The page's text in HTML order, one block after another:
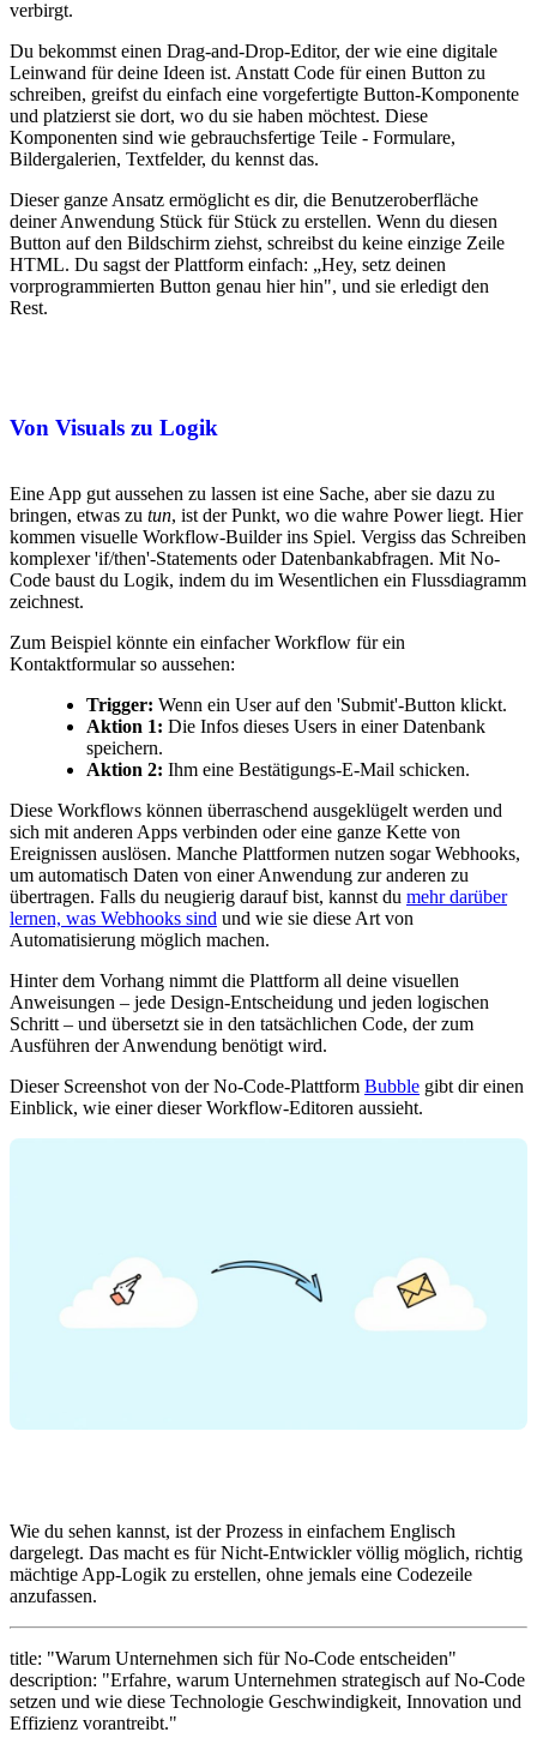
verbirgt.
Du bekommst einen Drag-and-Drop-Editor, der wie eine digitale
Leinwand für deine Ideen ist. Anstatt Code für einen Button zu
schreiben, greifst du einfach eine vorgefertigte Button-Komponente
und platzierst sie dort, wo du sie haben möchtest. Diese
Komponenten sind wie gebrauchsfertige Teile - Formulare,
Bildergalerien, Textfelder, du kennst das.
Dieser ganze Ansatz ermöglicht es dir, die Benutzeroberfläche
deiner Anwendung Stück für Stück zu erstellen. Wenn du diesen
Button auf den Bildschirm ziehst, schreibst du keine einzige Zeile
HTML. Du sagst der Plattform einfach: „Hey, setz deinen
vorprogrammierten Button genau hier hin", und sie erledigt den
Rest.
Von Visuals zu Logik
Eine App gut aussehen zu lassen ist eine Sache, aber sie dazu zu
bringen, etwas zu tun, ist der Punkt, wo die wahre Power liegt. Hier
kommen visuelle Workflow-Builder ins Spiel. Vergiss das Schreiben
komplexer 'if/then'-Statements oder Datenbankabfragen. Mit No-
Code baust du Logik, indem du im Wesentlichen ein Flussdiagramm
zeichnest.
Zum Beispiel könnte ein einfacher Workflow für ein
Kontaktformular so aussehen:
Trigger: Wenn ein User auf den 'Submit'-Button klickt.
Aktion 1: Die Infos dieses Users in einer Datenbank
speichern.
Aktion 2: Ihm eine Bestätigungs-E-Mail schicken.
Diese Workflows können überraschend ausgeklügelt werden und
sich mit anderen Apps verbinden oder eine ganze Kette von
Ereignissen auslösen. Manche Plattformen nutzen sogar Webhooks,
um automatisch Daten von einer Anwendung zur anderen zu
übertragen. Falls du neugierig darauf bist, kannst du mehr darüber
lernen, was Webhooks sind und wie sie diese Art von
Automatisierung möglich machen.
Hinter dem Vorhang nimmt die Plattform all deine visuellen
Anweisungen – jede Design-Entscheidung und jeden logischen
Schritt – und übersetzt sie in den tatsächlichen Code, der zum
Ausführen der Anwendung benötigt wird.
Dieser Screenshot von der No-Code-Plattform Bubble gibt dir einen
Einblick, wie einer dieser Workflow-Editoren aussieht.
Wie du sehen kannst, ist der Prozess in einfachem Englisch
dargelegt. Das macht es für Nicht-Entwickler völlig möglich, richtig
mächtige App-Logik zu erstellen, ohne jemals eine Codezeile
anzufassen.
title: "Warum Unternehmen sich für No-Code entscheiden"
description: "Erfahre, warum Unternehmen strategisch auf No-Code
setzen und wie diese Technologie Geschwindigkeit, Innovation und
Effizienz vorantreibt."